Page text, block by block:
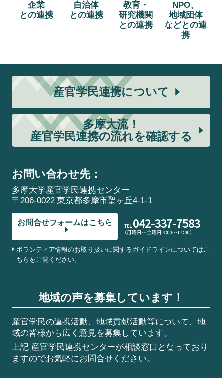
企業
との連携
自治体
との連携
教育・
研究機関
との連携
NPO、
地域団体
などとの連
携
産官学民連携について
多摩大流！
産官学民連携の流れを確認する
お問い合わせ先：
多摩大学産官学民連携センター
〒206-0022 東京都多摩市聖ヶ丘4-1-1
お問合せフォームはこちら TEL 042-337-7583
（月曜日～金曜日 9：00～17：00）
ボランティア情報のお取り扱いに関するガイドラインについてはこ
ちらをご覧ください。
地域の声を募集しています！
産官学民の連携活動、地域貢献活動等について、地
域の皆様から広く意見を募集しています。
上記 産官学民連携センターが相談窓口となっており
ますのでお気軽にお問合せください。